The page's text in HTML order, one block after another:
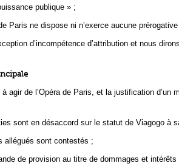
publique » ;
Paris ne dispose ni n’exerce aucune
d’incompétence d’attribution et nous
à agir de l’Opéra de Paris, et la justification d’un
sont en désaccord sur le statut de Viagogo à
allégués sont contestés ;
de provision au titre de dommages et intérêts